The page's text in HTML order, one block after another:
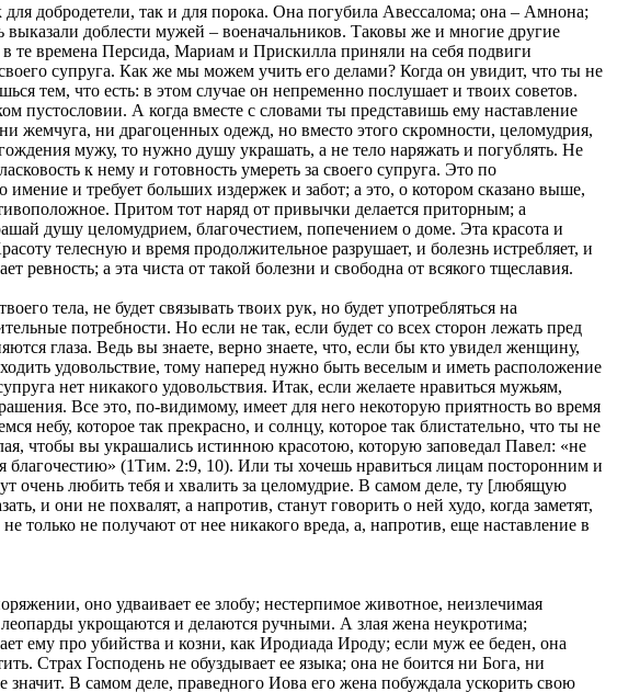
добродетели, так и для порока. Она погубила Авессалома; она – Амнона;
доблести мужей – военачальников. Таковы же и многие другие
времена Персида, Мариам и Прискилла приняли на себя подвиги
супруга. Как же мы можем учить его делами? Когда он увидит, что ты не
тем, что есть: в этом случае он непременно послушает и твоих советов.
пустословии. А когда вместе с словами ты представишь ему наставление
жемчуга, ни драгоценных одежд, но вместо этого скромности, целомудрия,
мужу, то нужно душу украшать, а не тело наряжать и погублять. Не
к нему и готовность умереть за своего супруга. Это по
и требует больших издержек и забот; а это, о котором сказано выше,
Притом тот наряд от привычки делается приторным; а
душу целомудрием, благочестием, попечением о доме. Эта красота и
телесную и время продолжительное разрушает, и болезнь истребляет, и
ревность; а эта чиста от такой болезни и свободна от всякого тщеславия.
тела, не будет связывать твоих рук, но будет употребляться на
потребности. Но если не так, если будет со всех сторон лежать пред
глаза. Ведь вы знаете, верно знаете, что, если бы кто увидел женщину,
удовольствие, тому наперед нужно быть веселым и иметь расположение
нет никакого удовольствия. Итак, если желаете нравиться мужьям,
Все это, по-видимому, имеет для него некоторую приятность во время
небу, которое так прекрасно, и солнцу, которое так блистательно, что ты не
чтобы вы украшались истинною красотою, которую заповедал Павел: «не
(1Тим. 2:9, 10). Или ты хочешь нравиться лицам посторонним и
очень любить тебя и хвалить за целомудрие. В самом деле, ту [любящую
и они не похвалят, а напротив, станут говорить о ней худо, когда заметят,
только не получают от нее никакого вреда, а, напротив, еще наставление в
оно удваивает ее злобу; нестерпимое животное, неизлечимая
укрощаются и делаются ручными. А злая жена неукротима;
ему про убийства и козни, как Иродиада Ироду; если муж ее беден, она
Страх Господень не обуздывает ее языка; она не боится ни Бога, ни
В самом деле, праведного Иова его жена побуждала ускорить свою